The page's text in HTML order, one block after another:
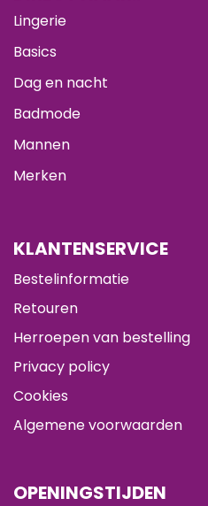
Lingerie
Basics
Dag en nacht
Badmode
Mannen
Merken
KLANTENSERVICE
Bestelinformatie
Retouren
Herroepen van bestelling
Privacy policy
Cookies
Algemene voorwaarden
OPENINGSTIJDEN